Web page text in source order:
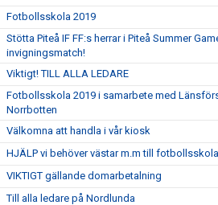
Fotbollsskola 2019
Stötta Piteå IF FF:s herrar i Piteå Summer
invigningsmatch!
Viktigt! TILL ALLA LEDARE
Fotbollsskola 2019 i samarbete med
Norrbotten
Välkomna att handla i vår kiosk
HJÄLP vi behöver västar m.m till
VIKTIGT gällande domarbetalning
Till alla ledare på Nordlunda